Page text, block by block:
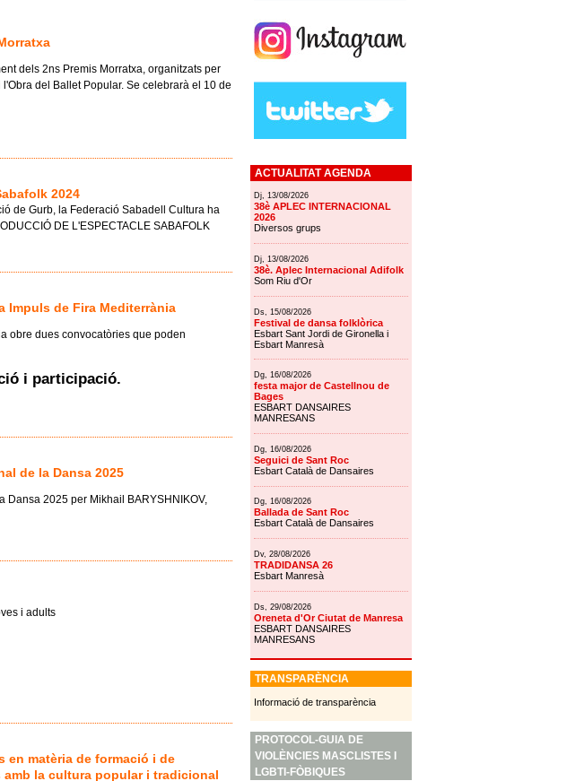
dels 2ns Premis Morratxa, organitzats per
del Ballet Popular. Se celebrarà el 10 de
2024
de Gurb, la Federació Sabadell Cultura ha
DE L'ESPECTACLE SABAFOLK
Impuls de Fira Mediterrània
obre dues convocatòries que poden
i participació.
de la Dansa 2025
Dansa 2025 per Mikhail BARYSHNIKOV,
i adults
en matèria de formació i de
la cultura popular i tradicional
ACTUALITAT AGENDA
Dj, 13/08/2026
38è APLEC INTERNACIONAL
2026
Diversos grups
Dj, 13/08/2026
38è. Aplec Internacional Adifolk
Som Riu d'Or
Ds, 15/08/2026
Festival de dansa folklòrica
Esbart Sant Jordi de Gironella i
Esbart Manresà
Dg, 16/08/2026
festa major de Castellnou de
Bages
ESBART DANSAIRES
MANRESANS
Dg, 16/08/2026
Seguici de Sant Roc
Esbart Català de Dansaires
Dg, 16/08/2026
Ballada de Sant Roc
Esbart Català de Dansaires
Dv, 28/08/2026
TRADIDANSA 26
Esbart Manresà
Ds, 29/08/2026
Oreneta d'Or Ciutat de Manresa
ESBART DANSAIRES
MANRESANS
TRANSPARÈNCIA
Informació de transparència
PROTOCOL-GUIA DE
VIOLÈNCIES MASCLISTES I
LGBTI-FÒBIQUES